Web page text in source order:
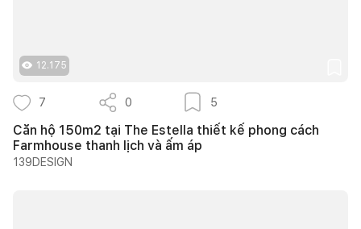
12.175
7 0 5
Căn hộ 150m2 tại The Estella thiết kế phong cách
Farmhouse thanh lịch và ấm áp
139DESIGN